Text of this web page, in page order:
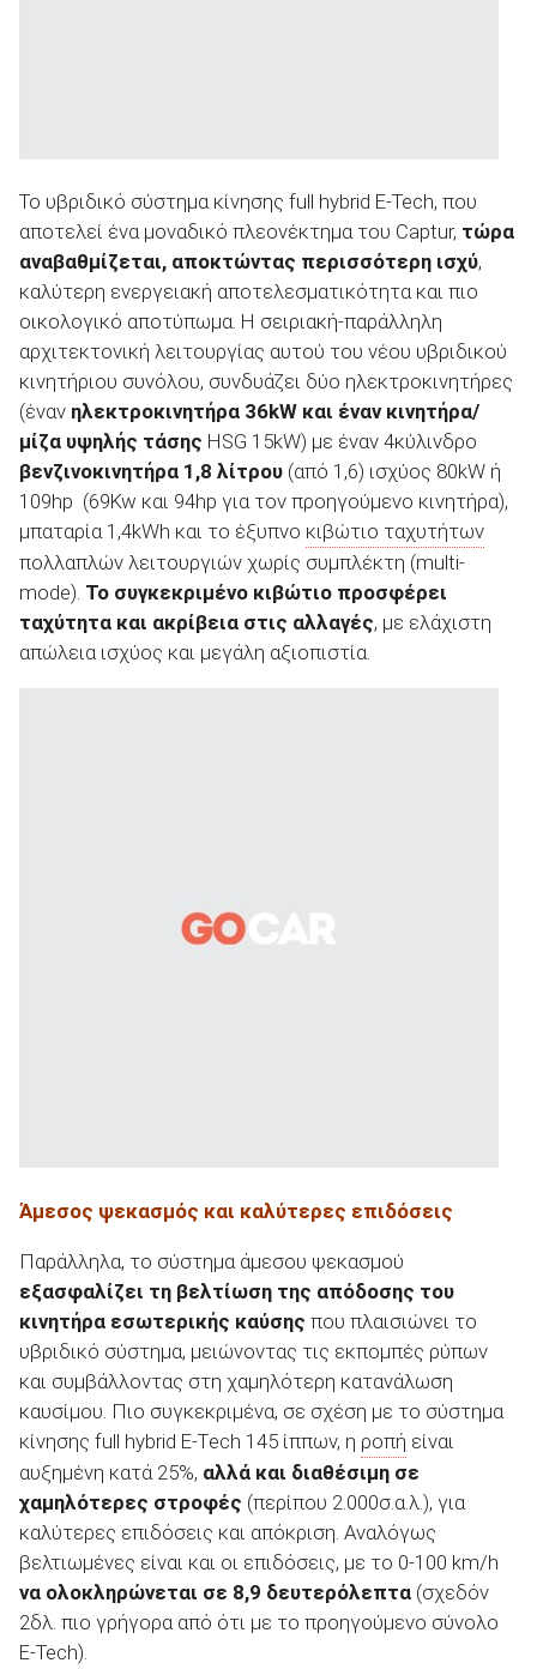
To υβριδικό σύστημα κίνησης full hybrid Ε-Tech, που
αποτελεί ένα μοναδικό πλεονέκτημα του Captur, τώρα
αναβαθμίζεται, αποκτώντας περισσότερη ισχύ,
καλύτερη ενεργειακή αποτελεσματικότητα και πιο
οικολογικό αποτύπωμα. Η σειριακή-παράλληλη
αρχιτεκτονική λειτουργίας αυτού του νέου υβριδικού
κινητήριου συνόλου, συνδυάζει δύο ηλεκτροκινητήρες
(έναν ηλεκτροκινητήρα 36kW και έναν κινητήρα/
μίζα υψηλής τάσης HSG 15kW) με έναν 4κύλινδρο
βενζινοκινητήρα 1,8 λίτρου (από 1,6) ισχύος 80kW ή
109hp (69Kw και 94hp για τον προηγούμενο κινητήρα),
μπαταρία 1,4kWh και το έξυπνο κιβώτιο ταχυτήτων
πολλαπλών λειτουργιών χωρίς συμπλέκτη (multi-
mode). Το συγκεκριμένο κιβώτιο προσφέρει
ταχύτητα και ακρίβεια στις αλλαγές, με ελάχιστη
απώλεια ισχύος και μεγάλη αξιοπιστία.
Άμεσος ψεκασμός και καλύτερες επιδόσεις
Παράλληλα, το σύστημα άμεσου ψεκασμού
εξασφαλίζει τη βελτίωση της απόδοσης του
κινητήρα εσωτερικής καύσης που πλαισιώνει το
υβριδικό σύστημα, μειώνοντας τις εκπομπές ρύπων
και συμβάλλοντας στη χαμηλότερη κατανάλωση
καυσίμου. Πιο συγκεκριμένα, σε σχέση με το σύστημα
κίνησης full hybrid E-Τech 145 ίππων, η ροπή είναι
αυξημένη κατά 25%, αλλά και διαθέσιμη σε
χαμηλότερες στροφές (περίπου 2.000σ.α.λ.), για
καλύτερες επιδόσεις και απόκριση. Αναλόγως
βελτιωμένες είναι και οι επιδόσεις, με το 0-100 km/h
να ολοκληρώνεται σε 8,9 δευτερόλεπτα (σχεδόν
2δλ. πιο γρήγορα από ότι με το προηγούμενο σύνολο
E-Tech).